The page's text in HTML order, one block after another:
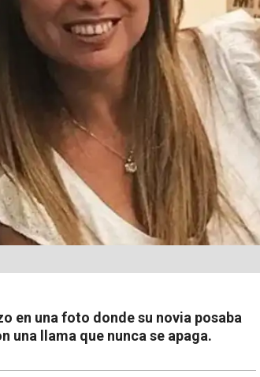
en una foto donde su novia posaba
una llama que nunca se apaga.